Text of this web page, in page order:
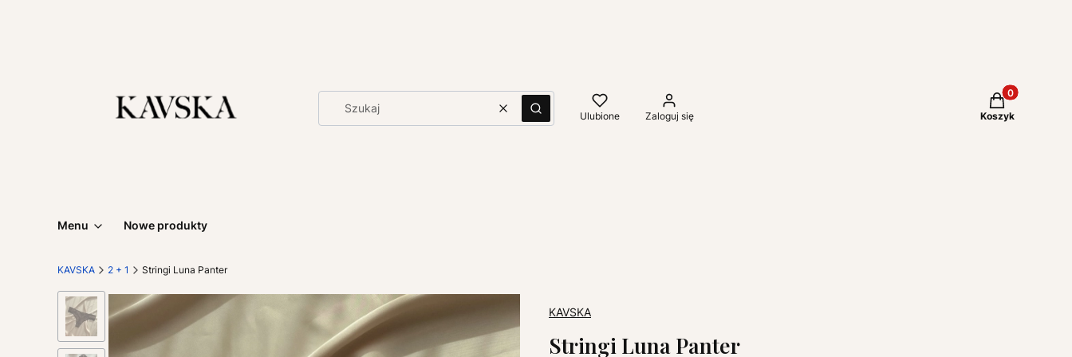
WyczyśćSzukaj Ulubione Zaloguj się
Produkty w
Koszyk
Menu Nowe produkty
KAVSKA 2 + 1 Stringi Luna Panter
KAVSKA
Stringi Luna Panter